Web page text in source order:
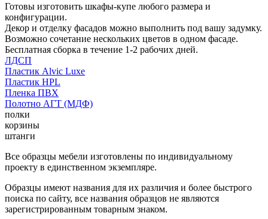
Готовы изготовить шкафы-купе любого размера и
конфигурации.
Декор и отделку фасадов можно выполнить под вашу задумку.
Возможно сочетание нескольких цветов в одном фасаде.
Бесплатная сборка в течение 1-2 рабочих дней.
ЛДСП
Пластик Alvic Luxe
Пластик HPL
Пленка ПВХ
Полотно АГТ (МДФ)
полки
корзины
штанги
Все образцы мебели изготовлены по индивидуальному
проекту в единственном экземпляре.
Образцы имеют названия для их различия и более быстрого
поиска по сайту, все названия образцов не являются
зарегистрированным товарным знаком.